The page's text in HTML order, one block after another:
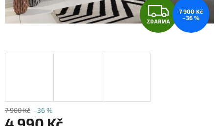
Z
D
ZDARMA
7 900 Kč
–36 %
7 900 Kč –36 %